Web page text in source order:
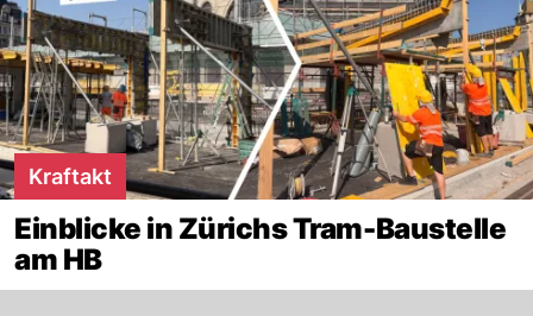
Kraftakt
Einblicke in Zürichs Tram-Baustelle
am HB